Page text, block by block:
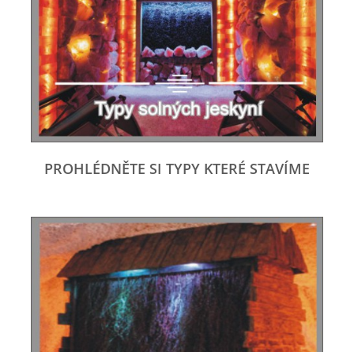
PROHLÉDNĚTE SI TYPY KTERÉ STAVÍME